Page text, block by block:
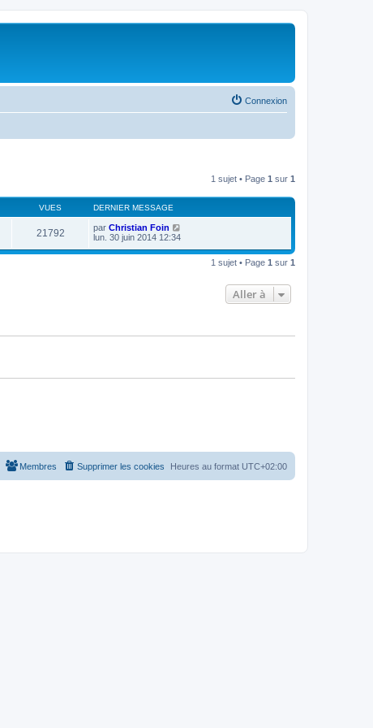
Connexion
1 sujet • Page 1 sur 1
VUES DERNIER MESSAGE
21792 par Christian Foin
lun. 30 juin 2014 12:34
1 sujet • Page 1 sur 1
Aller à
Heures au format UTC+02:00
Supprimer les cookies
Membres